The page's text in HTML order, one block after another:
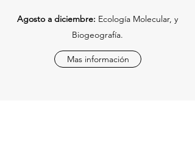
Agosto a diciembre: Ecología Molecular, y
Biogeografía.
Mas información